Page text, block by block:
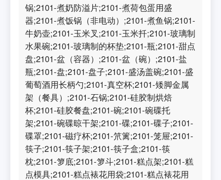
锅;2101-煮奶防溢片;2101-煮荷包蛋用盛
器;2101-煮饭锅（非电动）;2101-煮鱼锅;2101-
牛奶壶;2101-玉米叉;2101-玉米扦;2101-玻璃制
水果碗;2101-玻璃制的杯垫;2101-瓶;2101-甜点
盘;2101-盆（容器）;2101-盆（碗）;2101-盐
瓶;2101-盘;2101-盘子;2101-盛汤盖碗;2101-盛
葡萄酒用长柄勺;2101-真空杯;2101-矮脚金属
架（餐具）;2101-石锅;2101-硅胶制烘焙
杯;2101-硅胶餐盘;2101-碗;2101-碗碟托
架;2101-碗碟晾干架;2101-碟;2101-碟子;2101-
碟罩;2101-磁疗杯;2101-笊篱;2101-笼屉;2101-
筷子;2101-筷子架;2101-筷子盒;2101-筷
枕;2101-箩底;2101-箩斗;2101-糕点架;2101-糕
点模具;2101-糕点裱花用袋;2101-糕点裱花用